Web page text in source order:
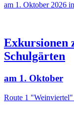
am 1. Oktober 2026
Exkursionen
Schulgärten
am 1. Oktober
Route 1